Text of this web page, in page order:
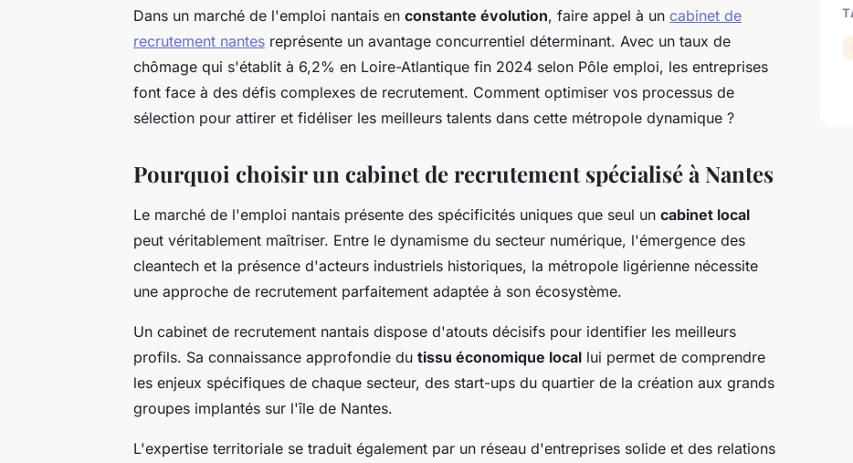
Dans un marché de l'emploi nantais en constante évolution, faire appel à un cabinet de
recrutement nantes représente un avantage concurrentiel déterminant. Avec un taux de
chômage qui s'établit à 6,2% en Loire-Atlantique fin 2024 selon Pôle emploi, les entreprises
font face à des défis complexes de recrutement. Comment optimiser vos processus de
sélection pour attirer et fidéliser les meilleurs talents dans cette métropole dynamique ?
Pourquoi choisir un cabinet de recrutement spécialisé à Nantes
Le marché de l'emploi nantais présente des spécificités uniques que seul un cabinet local
peut véritablement maîtriser. Entre le dynamisme du secteur numérique, l'émergence des
cleantech et la présence d'acteurs industriels historiques, la métropole ligérienne nécessite
une approche de recrutement parfaitement adaptée à son écosystème.
Un cabinet de recrutement nantais dispose d'atouts décisifs pour identifier les meilleurs
profils. Sa connaissance approfondie du tissu économique local lui permet de comprendre
les enjeux spécifiques de chaque secteur, des start-ups du quartier de la création aux grands
groupes implantés sur l'île de Nantes.
L'expertise territoriale se traduit également par un réseau d'entreprises solide et des relations